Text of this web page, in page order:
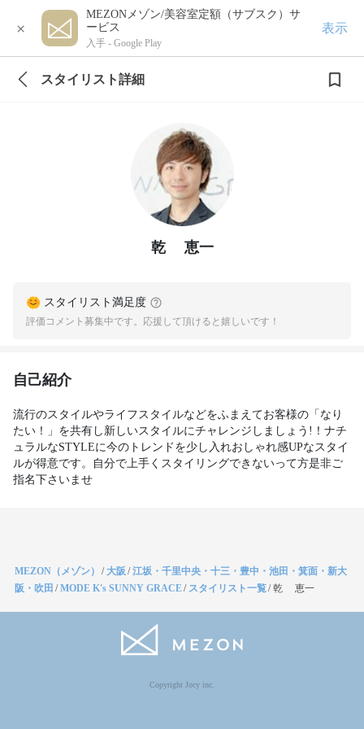
×
MEZONメゾン/美容室定額（サブスク）サ
ービス
入手 - Google Play
表示
スタイリスト詳細
乾 恵一
スタイリスト満足度
評価コメント募集中です。応援して頂けると嬉しいです！
自己紹介
流行のスタイルやライフスタイルなどをふまえてお客様の「なり
たい！」を共有し新しいスタイルにチャレンジしましょう!！ナチ
ュラルなSTYLEに今のトレンドを少し入れおしゃれ感UPなスタイ
ルが得意です。自分で上手くスタイリングできないって方是非ご
MEZON（メゾン） /大阪 /江坂・千里中央・十三・豊中・池田・箕面・新大
阪・吹田 /MODE K's SUNNY GRACE/ スタイリスト一覧/乾 恵一
Copyright Jocy inc.